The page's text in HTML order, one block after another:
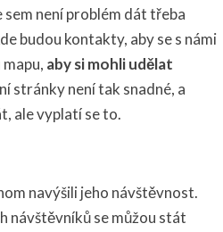
není problém dát třeba
budou kontakty, aby se s námi
aby si mohli udělat
stránky není tak snadné, a
ale vyplatí se to.
navýšili jeho návštěvnost.
návštěvníků se můžou stát